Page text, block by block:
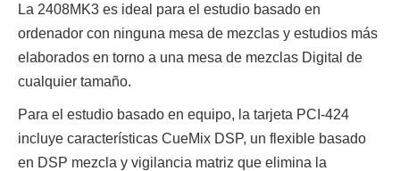
La 2408MK3 es ideal para el estudio basado en
ordenador con ninguna mesa de mezclas y estudios más
elaborados en torno a una mesa de mezclas Digital de
cualquier tamaño.
Para el estudio basado en equipo, la tarjeta PCI-424
incluye características CueMix DSP, un flexible basado
en DSP mezcla y vigilancia matriz que elimina la